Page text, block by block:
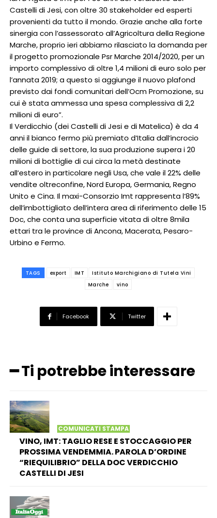
Castelli di Jesi, con oltre 30 stakeholder ed esperti
provenienti da tutto il mondo. Grazie anche alla forte
sinergia con l’assessorato all’Agricoltura della Regione
Marche, proprio ieri abbiamo rilasciato la domanda per
il progetto promozionale Psr Marche 2014/2020, per un
importo complessivo di oltre 1,4 milioni di euro solo per
l’annata 2019; a questo si aggiunge il nuovo plafond
previsto dai fondi comunitari dell’Ocm Promozione, su
cui è stata ammessa una spesa complessiva di 2,2
milioni di euro”.
Il Verdicchio (dei Castelli di Jesi e di Matelica) è da 4
anni il bianco fermo più premiato d’Italia dall’incrocio
delle guide di settore, la sua produzione supera i 20
milioni di bottiglie di cui circa la metà destinate
all’estero in particolare negli Usa, che vale il 22% delle
vendite oltreconfine, Nord Europa, Germania, Regno
Unito e Cina. Il maxi-Consorzio Imt rappresenta l’89%
dell’imbottigliato dell’intera area di riferimento delle 15
Doc, che conta una superficie vitata di oltre 8mila
ettari tra le province di Ancona, Macerata, Pesaro-
Urbino e Fermo.
TAGS export IMT
Istituto Marchigiano di Tutela Vini
Marche
vino
Facebook Twitter
━ Ti potrebbe interessare
COMUNICATI STAMPA
VINO, IMT: TAGLIO RESE E STOCCAGGIO PER
PROSSIMA VENDEMMIA. PAROLA D’ORDINE
“RIEQUILIBRIO” DELLA DOC VERDICCHIO
CASTELLI DI JESI